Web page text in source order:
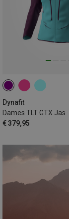
Dynafit
Dames TLT GTX Jas
€ 379,95
XS S M